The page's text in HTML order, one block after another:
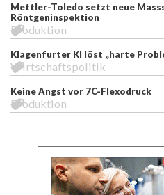
Mettler-Toledo setzt neue
Röntgeninspektion
Produktion
Klagenfurter KI löst „harte
Wirtschaftspolitik
Keine Angst vor 7C-Flexodruck
Produktion